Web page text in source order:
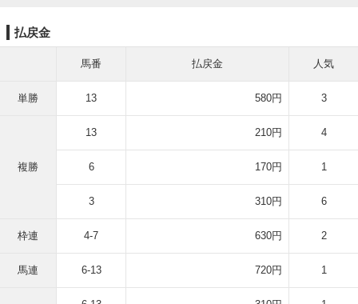
払戻金
馬番 払戻金 人気
単勝 13 580円 3
複勝
13 210円 4
6 170円 1
3 310円 6
枠連 4-7 630円 2
馬連 6-13 720円 1